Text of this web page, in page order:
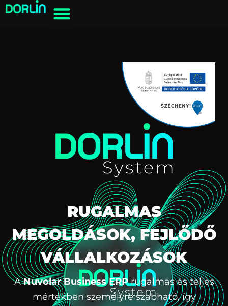
RUGALMAS
MEGOLDÁSOK, FEJLŐDŐ
VÁLLALKOZÁSOK
ANuvolar Business ERPrugalmas és teljes
mértékben személyre szabható, így